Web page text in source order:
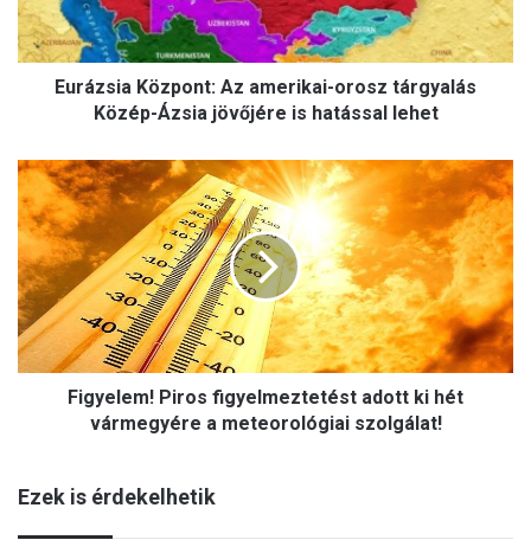
i
a
K
o
n
:
A
z
a
m
e
-
o
Eurázsia Központ: Az amerikai-orosz tárgyalás
Közép-Ázsia jövőjére is hatással lehet
F
i
g
y
e
l
e
m
!
s
Figyelem! Piros figyelmeztetést adott ki hét
vármegyére a meteorológiai szolgálat!
Ezek is érdekelhetik